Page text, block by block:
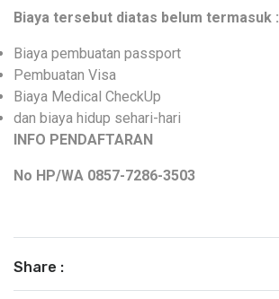
Biaya tersebut diatas belum termasuk :
Biaya pembuatan passport
Pembuatan Visa
Biaya Medical CheckUp
dan biaya hidup sehari-hari
INFO PENDAFTARAN
No HP/WA 0857-7286-3503
Share :